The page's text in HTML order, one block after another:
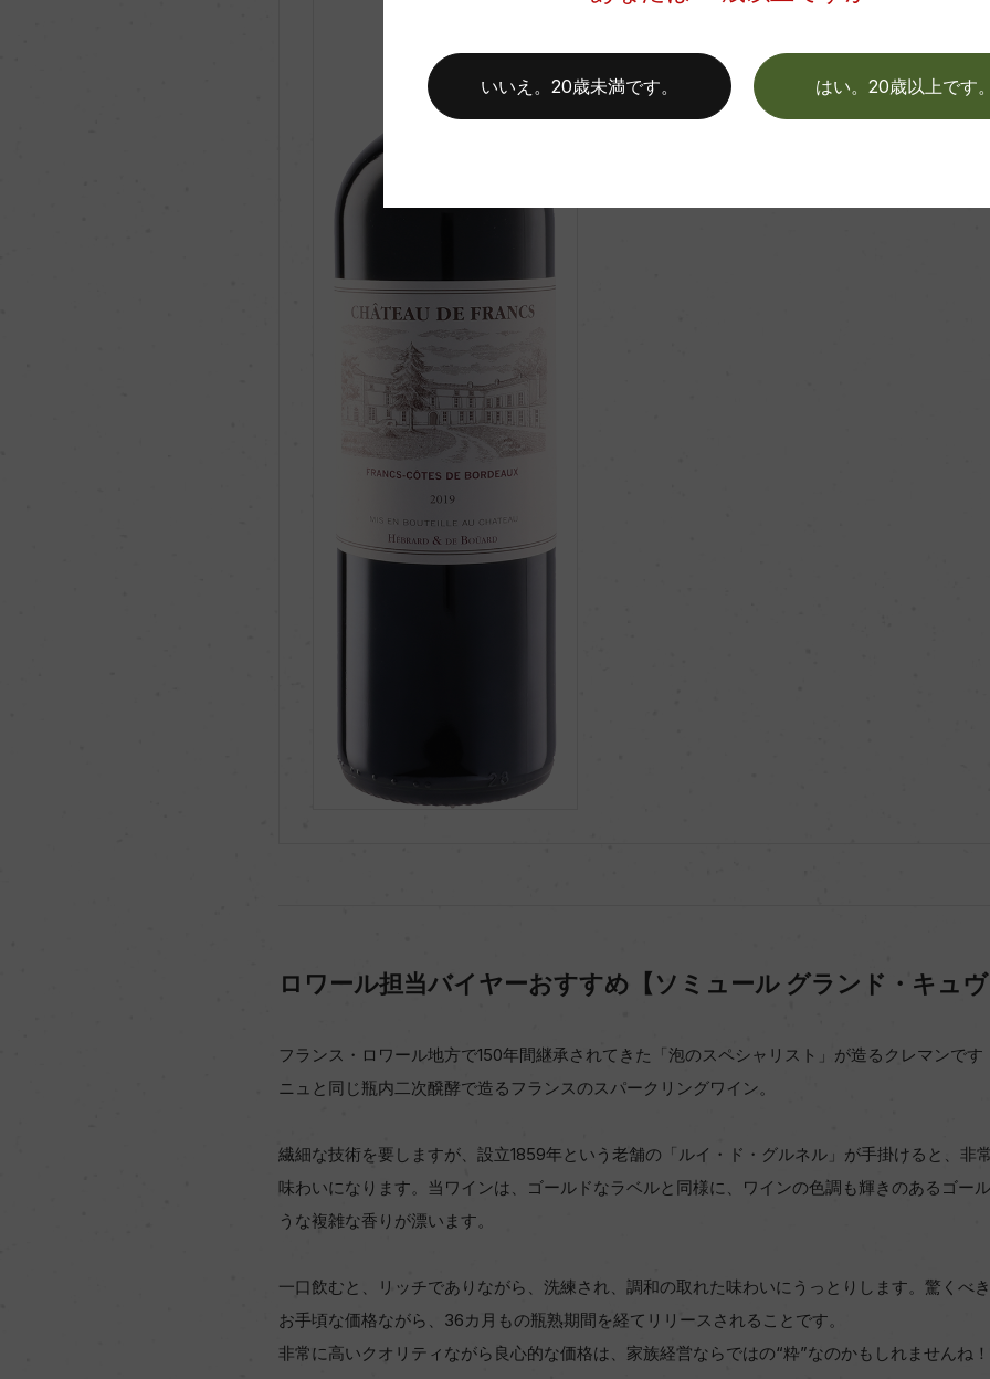
Chateau de Francs
シャトー・ド・フラン
750ml, 3,000 yen
ロワール担当バイヤーおすすめ【ソミュール グランド・キュ
フランス・ロワール地方で150年間継承されてきた「泡のスペシャリスト」が造るクレマンで
ニュと同じ瓶内二次醗酵で造るフランスのスパークリングワイン。
繊細な技術を要しますが、設立1859年という老舗の「ルイ・ド・グルネル」が手掛けると、非
味わいになります。当ワインは、ゴールドなラベルと同様に、ワインの色調も輝きのあるゴー
うな複雑な香りが漂います。
一口飲むと、リッチでありながら、洗練され、調和の取れた味わいにうっとりします。驚くべ
お手頃な価格ながら、36カ月もの瓶熟期間を経てリリースされることです。
非常に高いクオリティながら良心的な価格は、家族経営ならではの“粋”なのかもしれませんね！
はい。20歳以上です
いいえ。20歳未満です。